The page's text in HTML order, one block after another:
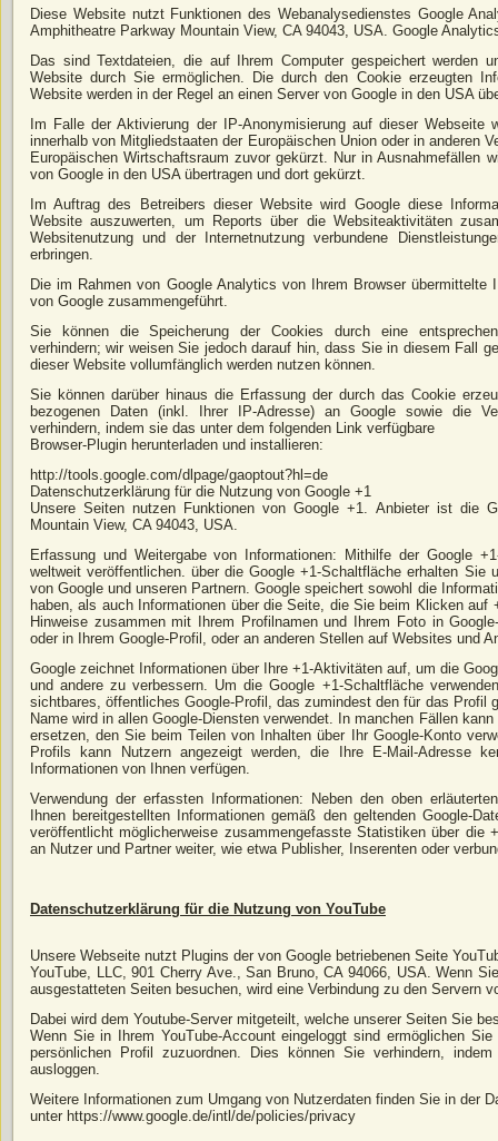
Diese Website nutzt Funktionen des Webanalysedienstes Google
Amphitheatre Parkway Mountain View, CA 94043, USA. Google
Das sind Textdateien, die auf Ihrem Computer gespeichert werden
Website durch Sie ermöglichen. Die durch den Cookie erzeugten
Website werden in der Regel an einen Server von Google in den USA
Im Falle der Aktivierung der IP-Anonymisierung auf dieser Webseite
innerhalb von Mitgliedstaaten der Europäischen Union oder in anderen
Europäischen Wirtschaftsraum zuvor gekürzt. Nur in Ausnahmefällen
von Google in den USA übertragen und dort gekürzt.
Im Auftrag des Betreibers dieser Website wird Google diese
Website auszuwerten, um Reports über die Websiteaktivitäten
Websitenutzung und der Internetnutzung verbundene
erbringen.
Die im Rahmen von Google Analytics von Ihrem Browser übermittelte
von Google zusammengeführt.
Sie können die Speicherung der Cookies durch eine
verhindern; wir weisen Sie jedoch darauf hin, dass Sie in diesem Fall
dieser Website vollumfänglich werden nutzen können.
Sie können darüber hinaus die Erfassung der durch das Cookie
bezogenen Daten (inkl. Ihrer IP-Adresse) an Google sowie die
verhindern, indem sie das unter dem folgenden Link verfügbare
Browser-Plugin herunterladen und installieren:
http://tools.google.com/dlpage/gaoptout?hl=de
Datenschutzerklärung für die Nutzung von Google +1
Unsere Seiten nutzen Funktionen von Google +1. Anbieter ist die
Mountain View, CA 94043, USA.
Erfassung und Weitergabe von Informationen: Mithilfe der Google
weltweit veröffentlichen. über die Google +1-Schaltfläche erhalten Sie
von Google und unseren Partnern. Google speichert sowohl die
haben, als auch Informationen über die Seite, die Sie beim Klicken auf
Hinweise zusammen mit Ihrem Profilnamen und Ihrem Foto in
oder in Ihrem Google-Profil, oder an anderen Stellen auf Websites und
Google zeichnet Informationen über Ihre +1-Aktivitäten auf, um die
und andere zu verbessern. Um die Google +1-Schaltfläche
sichtbares, öffentliches Google-Profil, das zumindest den für das Profil
Name wird in allen Google-Diensten verwendet. In manchen Fällen
ersetzen, den Sie beim Teilen von Inhalten über Ihr Google-Konto
Profils kann Nutzern angezeigt werden, die Ihre E-Mail-Adresse
Informationen von Ihnen verfügen.
Verwendung der erfassten Informationen: Neben den oben
Ihnen bereitgestellten Informationen gemäß den geltenden Google-
veröffentlicht möglicherweise zusammengefasste Statistiken über die
an Nutzer und Partner weiter, wie etwa Publisher, Inserenten oder
Datenschutzerklärung für die Nutzung von YouTube
Unsere Webseite nutzt Plugins der von Google betriebenen Seite
YouTube, LLC, 901 Cherry Ave., San Bruno, CA 94066, USA. Wenn
ausgestatteten Seiten besuchen, wird eine Verbindung zu den Servern
Dabei wird dem Youtube-Server mitgeteilt, welche unserer Seiten Sie
Wenn Sie in Ihrem YouTube-Account eingeloggt sind ermöglichen
persönlichen Profil zuzuordnen. Dies können Sie verhindern,
ausloggen.
Weitere Informationen zum Umgang von Nutzerdaten finden Sie in der
unter https://www.google.de/intl/de/policies/privacy